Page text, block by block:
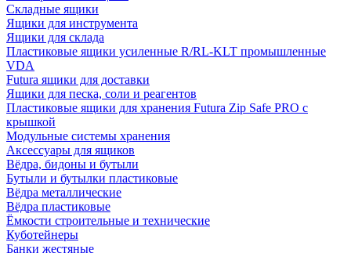
Складные ящики
Ящики для инструмента
Ящики для склада
Пластиковые ящики усиленные R/RL-KLT промышленные
VDA
Futura ящики для доставки
Ящики для песка, соли и реагентов
Пластиковые ящики для хранения Futura Zip Safe PRO с
крышкой
Модульные системы хранения
Аксессуары для ящиков
Вёдра, бидоны и бутыли
Бутыли и бутылки пластиковые
Вёдра металлические
Вёдра пластиковые
Ёмкости строительные и технические
Куботейнеры
Банки жестяные